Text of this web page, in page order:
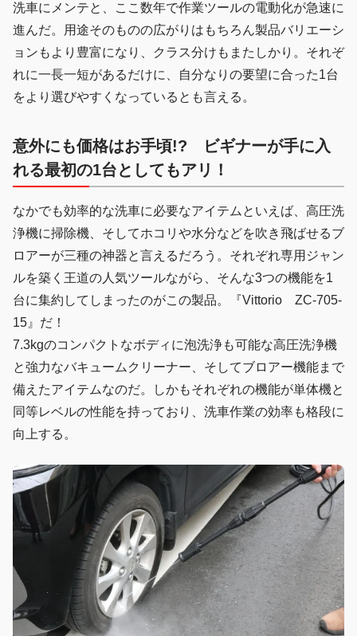
洗車にメンテと、ここ数年で作業ツールの電動化が急速に
進んだ。用途そのものの広がりはもちろん製品バリエーシ
ョンもより豊富になり、クラス分けもまたしかり。それぞ
れに一長一短があるだけに、自分なりの要望に合った1台
をより選びやすくなっているとも言える。
意外にも価格はお手頃!? ビギナーが手に入
れる最初の1台としてもアリ！
なかでも効率的な洗車に必要なアイテムといえば、高圧洗
浄機に掃除機、そしてホコリや水分などを吹き飛ばせるブ
ロアーが三種の神器と言えるだろう。それぞれ専用ジャン
ルを築く王道の人気ツールながら、そんな3つの機能を1
台に集約してしまったのがこの製品。『Vittorio ZC-705-
15』だ！
7.3kgのコンパクトなボディに泡洗浄も可能な高圧洗浄機
と強力なバキュームクリーナー、そしてブロアー機能まで
備えたアイテムなのだ。しかもそれぞれの機能が単体機と
同等レベルの性能を持っており、洗車作業の効率も格段に
向上する。